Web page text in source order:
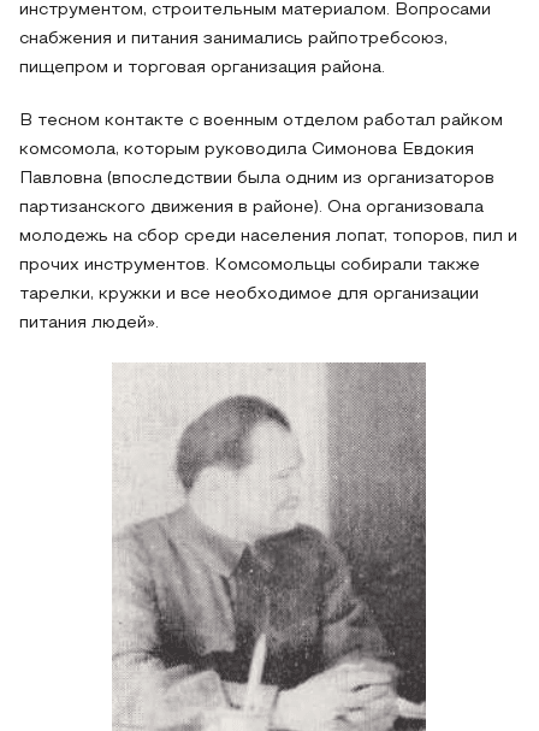
инструментом, строительным материалом. Вопросами
снабжения и питания занимались райпотребсоюз,
пищепром и торговая организация района.
В тесном контакте с военным отделом работал райком
комсомола, которым руководила Симонова Евдокия
Павловна (впоследствии была одним из организаторов
партизанского движения в районе). Она организовала
молодежь на сбор среди населения лопат, топоров, пил и
прочих инструментов. Комсомольцы собирали также
тарелки, кружки и все необходимое для организации
питания людей».